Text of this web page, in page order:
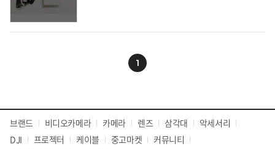
1
브랜드 비디오카메라 카메라 렌즈 삼각대
악세서리
DJI
프로젝터 케이블 중고마켓
커뮤니티